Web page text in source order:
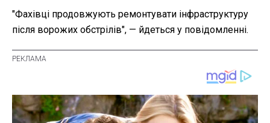
"Фахівці продовжують ремонтувати інфраструктуру
після ворожих обстрілів", — йдеться у повідомленні.